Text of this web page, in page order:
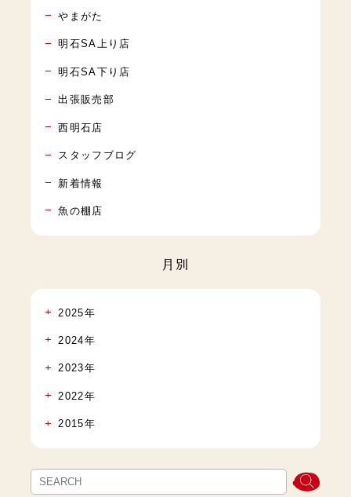
やまがた
明石SA上り店
明石SA下り店
出張販売部
西明石店
スタッフブログ
新着情報
魚の棚店
月別
2025年
2024年
2023年
2022年
2015年